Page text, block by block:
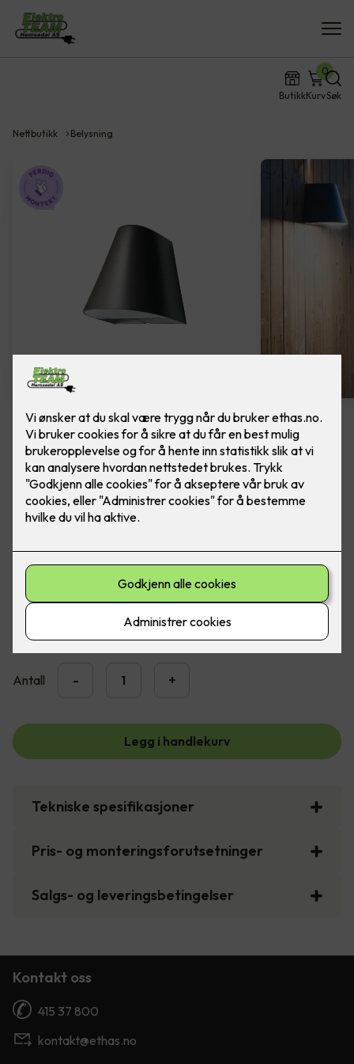
ButikkKurv
0
Søk
Nettbutikk Belysning
Spike veggarmatur - grafitt
Lekker utebelysning fra SG Armaturen. Ferdig
montert, utskifting av lampe.
Moderne LED veggarmatur med opp- og nedlys for
utendørs montering.
Antall - +
Legg i handlekurv
Tekniske spesifikasjoner
Pris- og monteringsforutsetninger
Salgs- og leveringsbetingelser
Kontakt oss
415 37 800
kontakt@ethas.no